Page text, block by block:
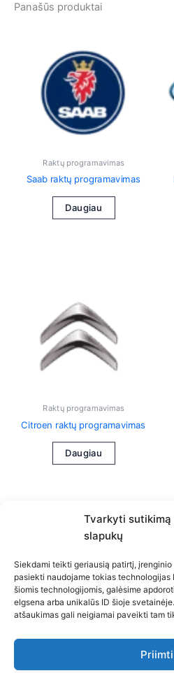
Tvarkyti sutikimą
slapukų
Siekdami teikti geriausią patirtį,
pasiekti naudojame tokias technologijas
šiomis technologijomis, galėsime
elgsena arba unikalūs ID šioje
atšaukimas gali neigiamai paveikti tam
Priimti
Panašūs produktai
Raktų programavimas
Saab raktų programavimas
Daugiau
Raktų programavimas
Citroen raktų programavimas
Daugiau
Privatumo
Slapukų
Bendra kontaktinė